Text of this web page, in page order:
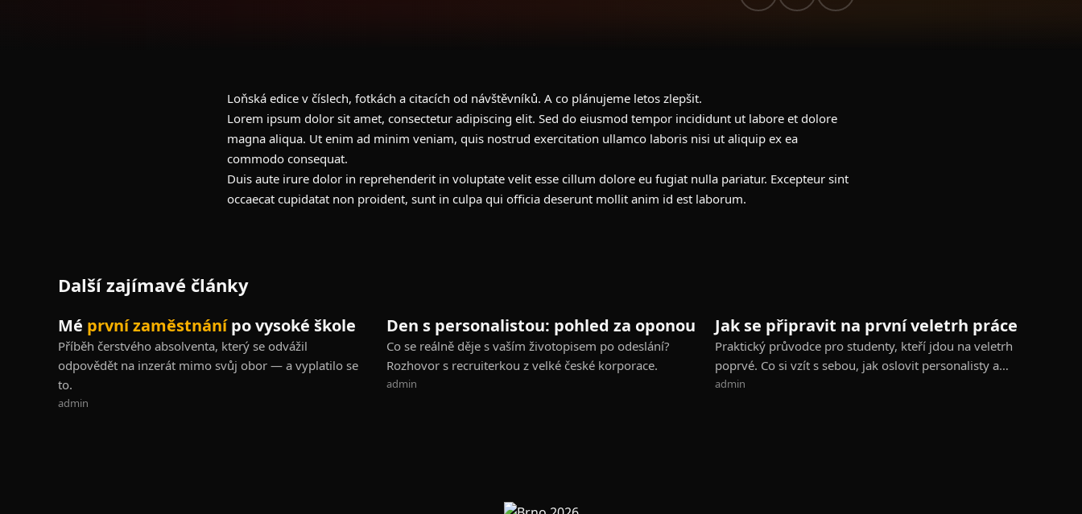
Loňská edice v číslech, fotkách a citacích od návštěvníků. A co plánujeme letos zlepšit.
Lorem ipsum dolor sit amet, consectetur adipiscing elit. Sed do eiusmod tempor incididunt ut labore et dolore
magna aliqua. Ut enim ad minim veniam, quis nostrud exercitation ullamco laboris nisi ut aliquip ex ea
commodo consequat.
Duis aute irure dolor in reprehenderit in voluptate velit esse cillum dolore eu fugiat nulla pariatur. Excepteur sint
occaecat cupidatat non proident, sunt in culpa qui officia deserunt mollit anim id est laborum.
Další zajímavé články
Mé první zaměstnánípo vysoké škole
Příběh čerstvého absolventa, který se odvážil
odpovědět na inzerát mimo svůj obor — a vyplatilo se
to.
admin
Den s personalistou: pohled za oponou
Co se reálně děje s vaším životopisem po odeslání?
Rozhovor s recruiterkou z velké české korporace.
admin
Jak se připravit na první veletrh práce
Praktický průvodce pro studenty, kteří jdou na veletrh
poprvé. Co si vzít s sebou, jak oslovit personalisty a…
admin